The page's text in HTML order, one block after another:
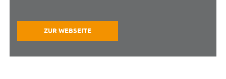
ZUR WEBSEITE